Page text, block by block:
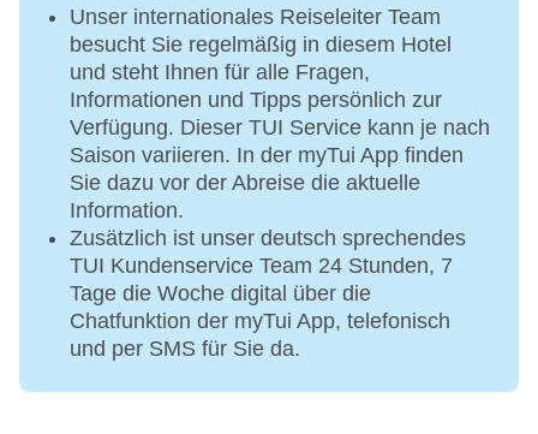
Unser internationales Reiseleiter Team
besucht Sie regelmäßig in diesem Hotel
und steht Ihnen für alle Fragen,
Informationen und Tipps persönlich zur
Verfügung. Dieser TUI Service kann je nach
Saison variieren. In der myTui App finden
Sie dazu vor der Abreise die aktuelle
Information.
Zusätzlich ist unser deutsch sprechendes
TUI Kundenservice Team 24 Stunden, 7
Tage die Woche digital über die
Chatfunktion der myTui App, telefonisch
und per SMS für Sie da.